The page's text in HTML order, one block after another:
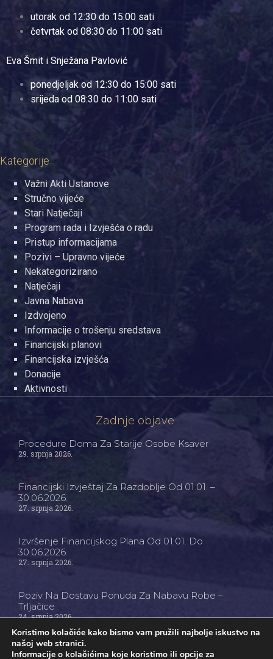
utorak od 12:30 do 15:00 sati
četvrtak od 08:30 do 11:00 sati
Eva Šmit i Snježana Pavlović
ponedjeljak od 12:30 do 15:00 sati
srijeda od 08:30 do 11:00 sati
Kategorije
Važni Akti Ustanove
Stručno vijeće
Stari Natječaji
Program rada i Izvješća o radu
Pristup informacijama
Pozivi – Upravno vijeće
Nekategorizirano
Natječaji
Javna Nabava
Izdvojeno
Informacije o trošenju sredstava
Financijski planovi
Financijska izvješća
Donacije
Aktivnosti
Zadnje objave
Procedure Doma Za Starije Osobe Ksaver
29. srpnja 2026.
Financijski Izvještaj Za Razdoblje Od 01.01. –
30.06.2026.
27. srpnja 2026.
Izvršenje Financijskog Plana Od 01.01. Do
30.06.2026.
27. srpnja 2026.
Poziv Na Dostavu Ponuda Za Nabavu Robe –
Trljačice
24. srpnja 2026.
Koristimo kolačiće kako bismo vam pružili najbolje iskustvo na
našoj web stranici.
Informacije o kolačićima koje koristimo ili opcije za